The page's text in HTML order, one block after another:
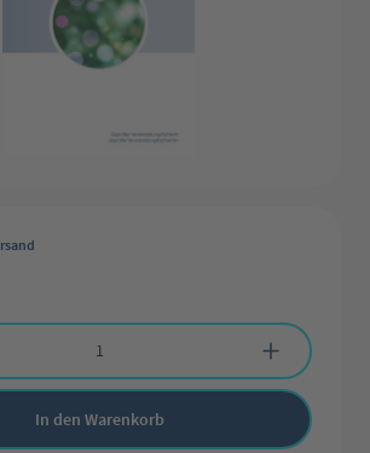
den gewünschten Wert ein oder benutze die
In den Warenkorb